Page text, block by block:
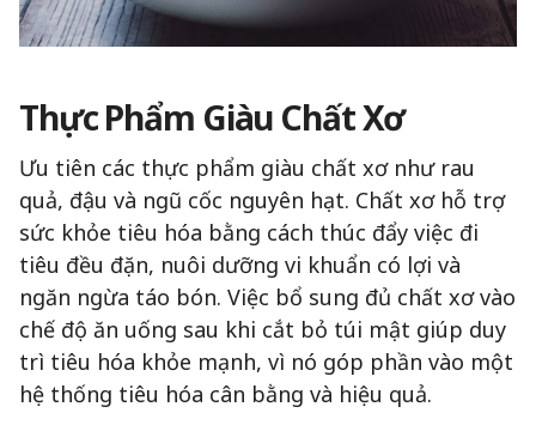
Thực Phẩm Giàu Chất Xơ
Ưu tiên các thực phẩm giàu chất xơ như rau
quả, đậu và ngũ cốc nguyên hạt. Chất xơ hỗ trợ
sức khỏe tiêu hóa bằng cách thúc đẩy việc đi
tiêu đều đặn, nuôi dưỡng vi khuẩn có lợi và
ngăn ngừa táo bón. Việc bổ sung đủ chất xơ vào
chế độ ăn uống sau khi cắt bỏ túi mật giúp duy
trì tiêu hóa khỏe mạnh, vì nó góp phần vào một
hệ thống tiêu hóa cân bằng và hiệu quả.